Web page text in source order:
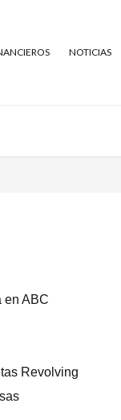
NOTICIAS
en ABC
Revolving